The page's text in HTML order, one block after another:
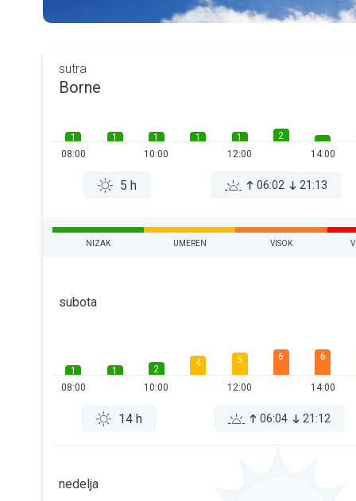
sutra
Borne
1
08:00
1
1
10:00
1
1
12:00
2
14:00
5 h 06:02 21:13
NIZAK UMEREN VISOK
subota
1
08:00
1
2
10:00
4 5
12:00
6 6
14:00
14 h 06:04 21:12
nedelja